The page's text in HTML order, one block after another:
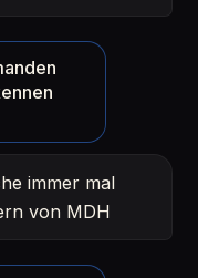
immer mal
von MDH